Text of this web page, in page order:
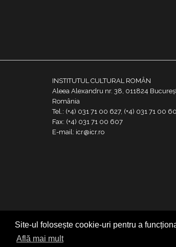
Site-ul folosește cookie-uri pentru a
Află mai mult
INSTITUTUL CULTURAL ROMÂN
Aleea Alexandru nr. 38, 011824
România
Tel.: (+4) 031 71 00 627, (+4) 031 71 00
Fax: (+4) 031 71 00 607
E-mail: icr@icr.ro